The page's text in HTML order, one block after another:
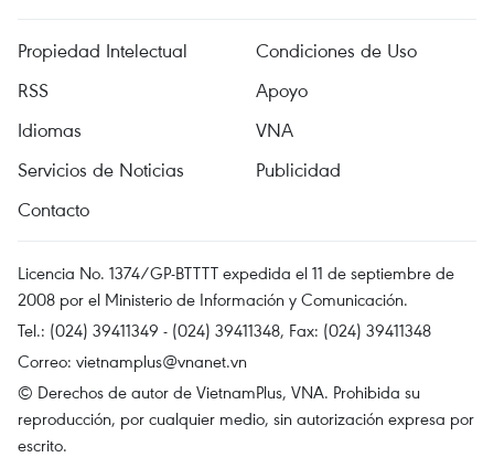
Propiedad Intelectual
Condiciones de Uso
RSS
Apoyo
Idiomas
VNA
Servicios de Noticias
Publicidad
Contacto
Licencia No. 1374/GP-BTTTT expedida el 11 de septiembre de
2008 por el Ministerio de Información y Comunicación.
Tel.: (024) 39411349 - (024) 39411348, Fax: (024) 39411348
Correo: vietnamplus@vnanet.vn
© Derechos de autor de VietnamPlus, VNA. Prohibida su
reproducción, por cualquier medio, sin autorización expresa por
escrito.